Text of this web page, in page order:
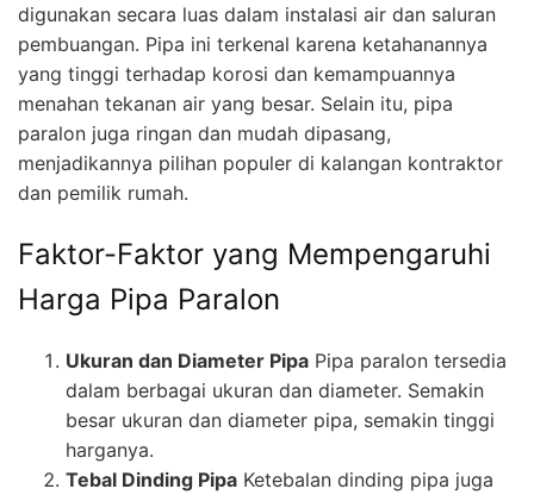
digunakan secara luas dalam instalasi air dan saluran
pembuangan. Pipa ini terkenal karena ketahanannya
yang tinggi terhadap korosi dan kemampuannya
menahan tekanan air yang besar. Selain itu, pipa
paralon juga ringan dan mudah dipasang,
menjadikannya pilihan populer di kalangan kontraktor
dan pemilik rumah.
Faktor-Faktor yang Mempengaruhi
Harga Pipa Paralon
Ukuran dan Diameter Pipa Pipa paralon tersedia
dalam berbagai ukuran dan diameter. Semakin
besar ukuran dan diameter pipa, semakin tinggi
harganya.
Tebal Dinding Pipa Ketebalan dinding pipa juga